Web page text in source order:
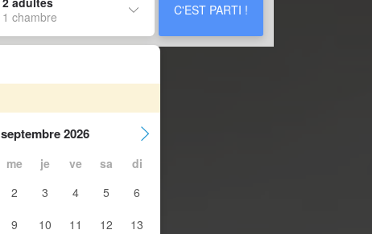
1 chambre
C'EST PARTI !
septembre 2026
me je ve sa
di
2 3 4 5
6
9 10 11 12
13